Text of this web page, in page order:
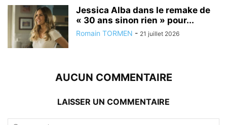
Jessica Alba dans le remake de
« 30 ans sinon rien » pour...
Romain TORMEN - 21 juillet 2026
AUCUN COMMENTAIRE
LAISSER UN COMMENTAIRE